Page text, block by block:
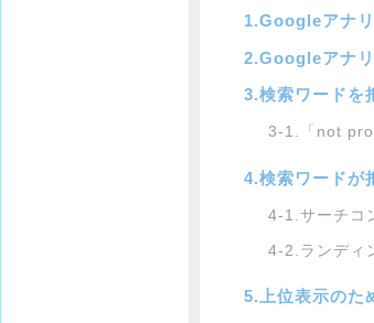
1.Googleアナ
2.Googleアナ
3.検索ワードを
3-1.「not
4.検索ワードが
4-1.サーチコ
4-2.ランディ
5.上位表示のた